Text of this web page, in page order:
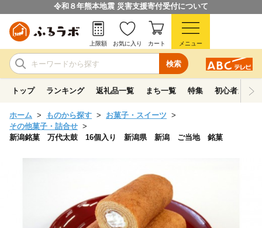
令和８年熊本地震 災害支援寄付受付について
検索
上限額 お気に入り カート メニュー
トップ ランキング 返礼品一覧 まち一覧 特集 初心者ガイド
ホーム ものから探す
お菓子・スイーツ
その他菓子・詰合せ
新潟銘菓 万代太鼓 16個入り 新潟県 新潟 ご当地 銘菓